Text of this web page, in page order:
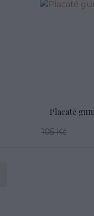
Placaté
105 Kč